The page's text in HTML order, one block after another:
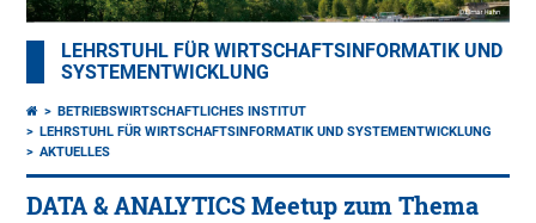
LEHRSTUHL FÜR WIRTSCHAFTSINFORMATIK UND
SYSTEMENTWICKLUNG
BETRIEBSWIRTSCHAFTLICHES INSTITUT
LEHRSTUHL FÜR WIRTSCHAFTSINFORMATIK UND SYSTEMENTWICKLUNG
AKTUELLES
DATA & ANALYTICS Meetup zum Thema